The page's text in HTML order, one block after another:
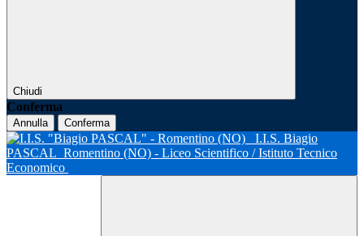
Chiudi
Conferma
Annulla Conferma
I.I.S. Biagio
PASCAL Romentino (NO) - Liceo Scientifico / Istituto Tecnico
Economico